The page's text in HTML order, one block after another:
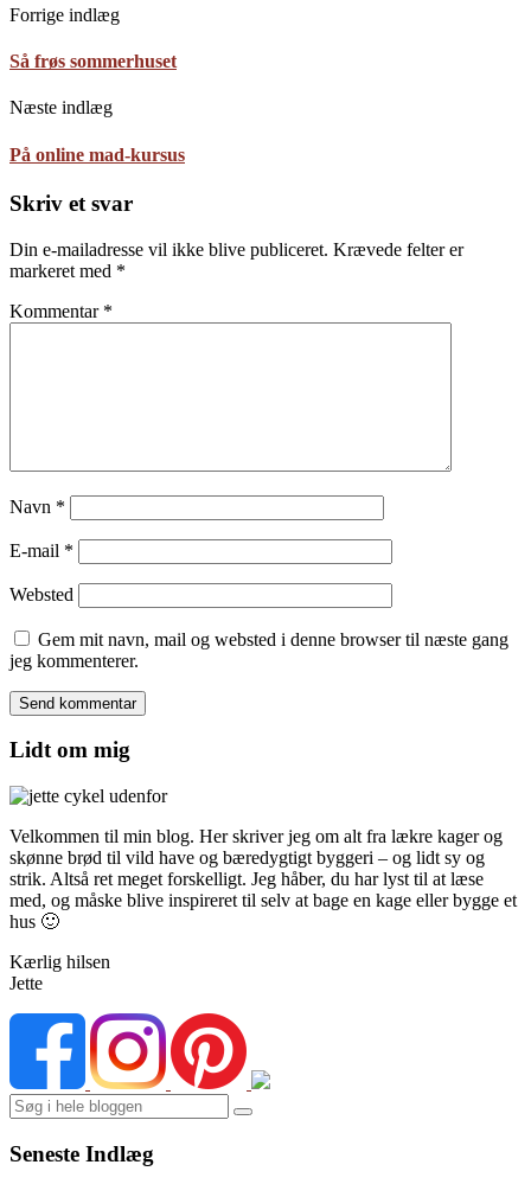
Forrige indlæg
Så frøs sommerhuset
Næste indlæg
På online mad-kursus
Skriv et svar
Din e-mailadresse vil ikke blive publiceret. Krævede felter er
markeret med *
Kommentar *
Navn *
E-mail *
Websted
Gem mit navn, mail og websted i denne browser til næste gang
jeg kommenterer.
Lidt om mig
Velkommen til min blog. Her skriver jeg om alt fra lækre kager og
skønne brød til vild have og bæredygtigt byggeri – og lidt sy og
strik. Altså ret meget forskelligt. Jeg håber, du har lyst til at læse
med, og måske blive inspireret til selv at bage en kage eller bygge et
hus 🙂
Kærlig hilsen
Jette
Search
Seneste Indlæg